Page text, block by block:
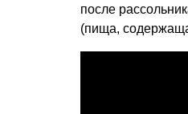
после
(пища,